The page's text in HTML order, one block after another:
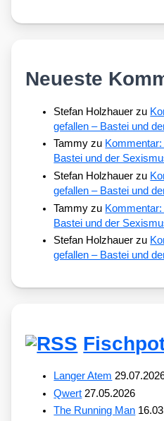
Neueste
Stefan Holzhauer zu
gefallen – Bastei und
Tammy zu
Bastei und der
Stefan Holzhauer zu
gefallen – Bastei und
Tammy zu
Bastei und der
Stefan Holzhauer zu
gefallen – Bastei und
Langer Atem
Qwert 27.05.2026
The Running Man